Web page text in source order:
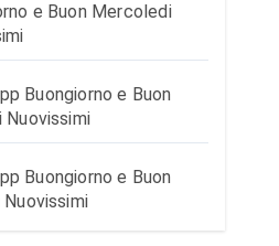
e Buon Mercoledi
Buongiorno e Buon
Nuovissimi
Buongiorno e Buon
Nuovissimi